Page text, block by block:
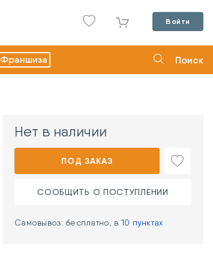
Войти
Франшиза Поиск
Нет в наличии
ПОД ЗАКАЗ
СООБЩИТЬ О ПОСТУПЛЕНИИ
Самовывоз: бесплатно, в 10 пунктах